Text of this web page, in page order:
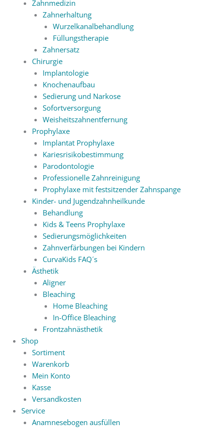
Zahnmedizin
Zahnerhaltung
Wurzelkanalbehandlung
Füllungstherapie
Zahnersatz
Chirurgie
Implantologie
Knochenaufbau
Sedierung und Narkose
Sofortversorgung
Weisheitszahnentfernung
Prophylaxe
Implantat Prophylaxe
Kariesrisikobestimmung
Parodontologie
Professionelle Zahnreinigung
Prophylaxe mit festsitzender Zahnspange
Kinder- und Jugendzahnheilkunde
Behandlung
Kids & Teens Prophylaxe
Sedierungsmöglichkeiten
Zahnverfärbungen bei Kindern
CurvaKids FAQ´s
Ästhetik
Aligner
Bleaching
Home Bleaching
In-Office Bleaching
Frontzahnästhetik
Shop
Sortiment
Warenkorb
Mein Konto
Kasse
Versandkosten
Service
Anamnesebogen ausfüllen